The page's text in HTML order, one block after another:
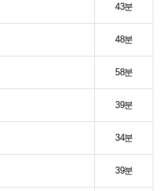
43분
48분
58분
39분
34분
39분